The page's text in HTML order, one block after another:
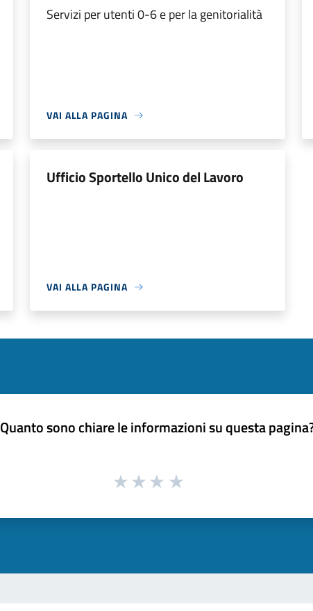
Servizi per utenti 0-6 e per la genitorialità
VAI ALLA PAGINA
Ufficio Sportello Unico del Lavoro
VAI ALLA PAGINA
Quanto sono chiare le informazioni su questa